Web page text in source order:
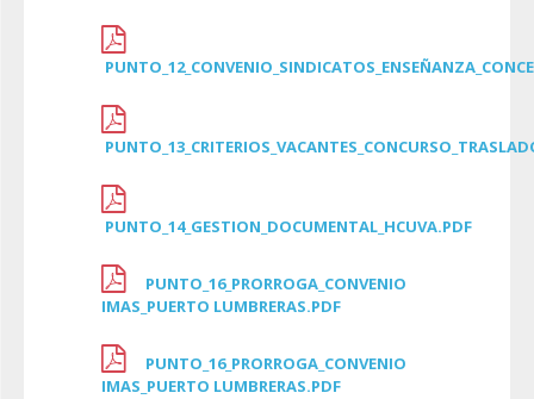
PUNTO_14_GESTION_DOCUMENTAL_HCUVA.PDF
PUNTO_16_PRORROGA_CONVENIO
IMAS_PUERTO LUMBRERAS.PDF
PUNTO_16_PRORROGA_CONVENIO
IMAS_PUERTO LUMBRERAS.PDF